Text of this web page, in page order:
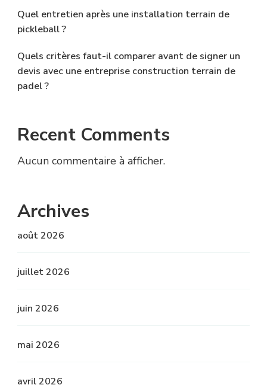
Quel entretien après une installation terrain de
pickleball ?
Quels critères faut-il comparer avant de signer un
devis avec une entreprise construction terrain de
padel ?
Recent Comments
Aucun commentaire à afficher.
Archives
août 2026
juillet 2026
juin 2026
mai 2026
avril 2026